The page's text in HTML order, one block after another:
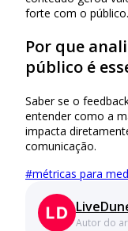
forte com o público.
Por que
público é
Saber se o
entender como a
impacta
comunicação.
#métricas para
Autor do